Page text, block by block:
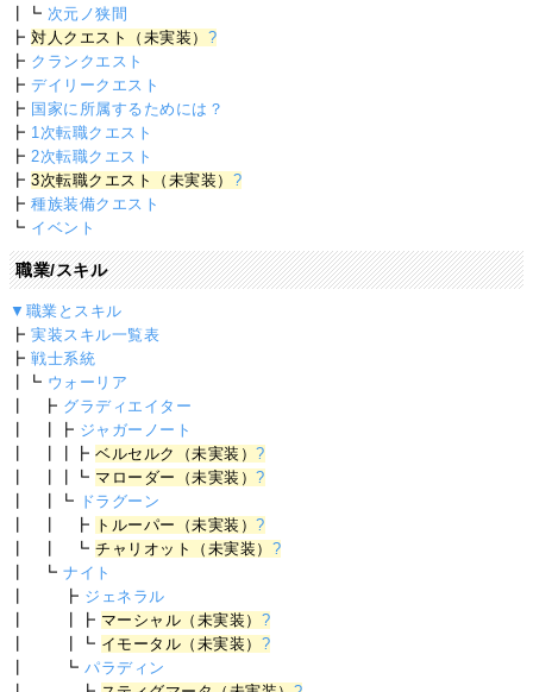
┃┗ 次元ノ狭間
┣対人クエスト（未実装） ?
┣ クランクエスト
┣デイリークエスト
┣ 国家に所属するためには？
┣ 1次転職クエスト
┣ 2次転職クエスト
┣3次転職クエスト（未実装） ?
┣種族装備クエスト
┗ イベント
職業/スキル
▼職業とスキル
┣実装スキル一覧表
┣戦士系統
┃┗ ウォーリア
┃ ┣ グラディエイター
┃ ┃┣ ジャガーノート
┃ ┃┃┣ベルセルク（未実装）?
┃ ┃┃┗ マローダー（未実装）?
┃ ┃┗ ドラグーン
┃ ┃ ┣ トルーパー（未実装）?
┃ ┃ ┗チャリオット（未実装） ?
┃ ┗ナイト
┃ ┣ ジェネラル
┃ ┃┣ マーシャル（未実装） ?
┃ ┃┗ イモータル（未実装） ?
┃ ┗パラディン